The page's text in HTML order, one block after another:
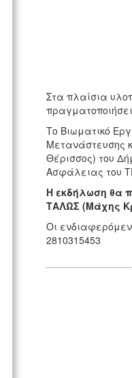
Στα πλαίσια
Το Βιωματικό
Μετανάστευσης
Θέρισσος) του
Ασφάλειας του
Η εκδήλωση θα
ΤAΛΩΣ (Μάχης
Οι
2810315453